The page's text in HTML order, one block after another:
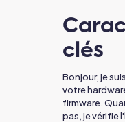
clés
Bonjour, je
votre
firmware.
pas, je vérifie